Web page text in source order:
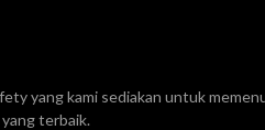
yang kami sediakan untuk
terbaik.